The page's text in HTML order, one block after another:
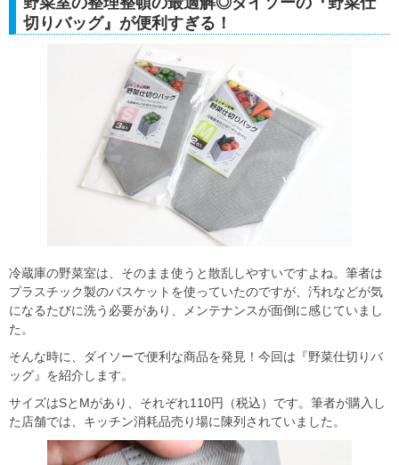
切りバッグ』が便利すぎる！
冷蔵庫の野菜室は、そのまま使うと散乱しやすいですよね。筆者は
プラスチック製のバスケットを使っていたのですが、汚れなどが気
になるたびに洗う必要があり、メンテナンスが面倒に感じていまし
た。
そんな時に、ダイソーで便利な商品を発見！今回は『野菜仕切りバ
ッグ』を紹介します。
サイズはSとMがあり、それぞれ110円（税込）です。筆者が購入し
た店舗では、キッチン消耗品売り場に陳列されていました。